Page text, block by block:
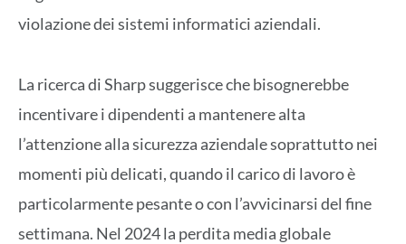
violazione dei sistemi informatici aziendali.
La ricerca di Sharp suggerisce che bisognerebbe
incentivare i dipendenti a mantenere alta
l’attenzione alla sicurezza aziendale soprattutto nei
momenti più delicati, quando il carico di lavoro è
particolarmente pesante o con l’avvicinarsi del fine
settimana. Nel 2024 la perdita media globale